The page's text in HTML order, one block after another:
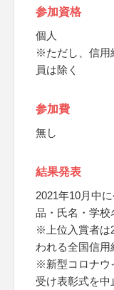
参加資格
個人
※ただし、信用
員は除く
参加費
無し
結果発表
2021年10月中
品・氏名・学校
※上位入賞者は
われる全国信
※新型コロナウ
受け表彰式を中